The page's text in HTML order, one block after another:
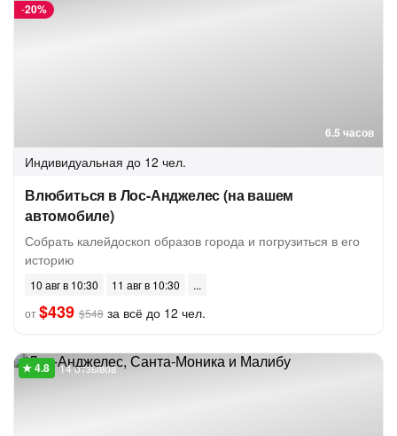
6.5 часов
-20%
Индивидуальная до 12 чел.
Влюбиться в Лос-Анджелес (на вашем
автомобиле)
Собрать калейдоскоп образов города и погрузиться в его
историю
10 авг в 10:30
11 авг в 10:30
от$439 $548 за всё до 12 чел.
14 отзывов